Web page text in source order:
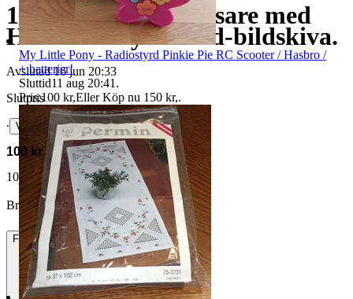
1 st View-Master-visare med
Huckleberry Hound-bildskiva.
Avslutad 16 jun 20:33
Slutpris
∙ Visa bud
100 kr
107 kr med köparskydd.
Läs mer
Brinvi vann auktionen
FraktFrån 49 kr
My Little Pony - Radiostyrd Pinkie Pie RC Scooter / Hasbro /
+ batterier!
Sluttid11 aug 20:41 .
Pris:100 kr,Eller Köp nu 150 kr,.